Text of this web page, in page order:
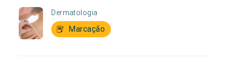
Dermatologia
Marcação